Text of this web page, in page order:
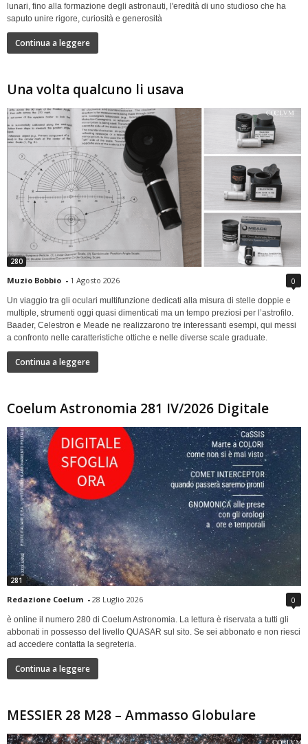
lunari, fino alla formazione degli astronauti, l'eredità di uno studioso che ha
saputo unire rigore, curiosità e generosità
Continua a leggere
Una volta qualcuno li usava
280
Muzio Bobbio - 1 Agosto 2026 0
Un viaggio tra gli oculari multifunzione dedicati alla misura di stelle doppie e
multiple, strumenti oggi quasi dimenticati ma un tempo preziosi per l’astrofilo.
Baader, Celestron e Meade ne realizzarono tre interessanti esempi, qui messi
a confronto nelle caratteristiche ottiche e nelle diverse scale graduate.
Continua a leggere
Coelum Astronomia 281 IV/2026 Digitale
281
Redazione Coelum - 28 Luglio 2026 0
è online il numero 280 di Coelum Astronomia. La lettura è riservata a tutti gli
abbonati in possesso del livello QUASAR sul sito. Se sei abbonato e non riesci
ad accedere contatta la segreteria.
Continua a leggere
MESSIER 28 M28 – Ammasso Globulare